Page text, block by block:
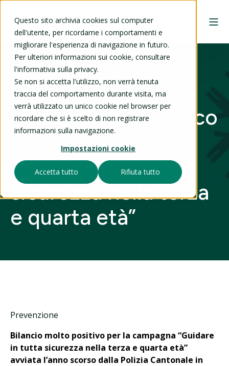
Questo sito archivia cookies sul computer
dell'utente, per ricordarne i comportamenti e
migliorare l'esperienza di navigazione in futuro.
Per ulteriori informazioni sui cookie, consultare
l'informativa sulla privacy.
Se non si accetta l'utilizzo, non verrà tenuta
traccia del comportamento durante visita, ma
verrà utilizzato un unico cookie nel browser per
ricordare che si è scelto di non registrare
informazioni sulla navigazione.
Impostazioni cookie
Accetta tutto Rifiuta tutto
28 mar 2025
Successo di pubblico
per la campagna
“Guidare in tutta
sicurezza nella terza
e quarta età”
Prevenzione
Bilancio molto positivo per la campagna “Guidare
in tutta sicurezza nella terza e quarta età”
avviata l’anno scorso dalla Polizia Cantonale in